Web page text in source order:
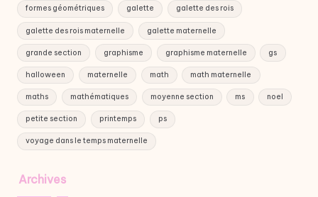
formes géométriques galette galette des rois
galette des rois maternelle galette maternelle
grande section graphisme graphisme maternelle gs
halloween maternelle math math maternelle
maths mathématiques moyenne section ms noel
petite section printemps ps
voyage dans le temps maternelle
Archives